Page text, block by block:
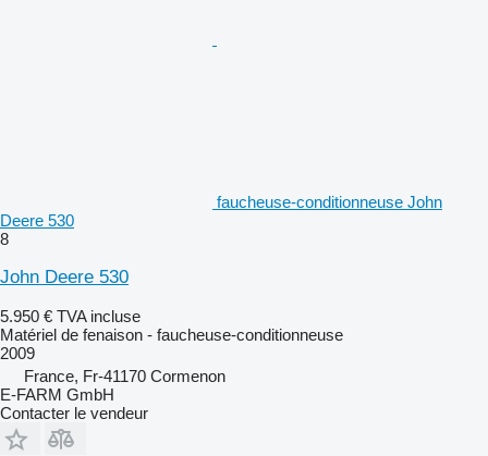
faucheuse-conditionneuse John
Deere 530
8
John Deere 530
5.950 € TVA incluse
Matériel de fenaison - faucheuse-conditionneuse
2009
France, Fr-41170 Cormenon
E-FARM GmbH
Contacter le vendeur